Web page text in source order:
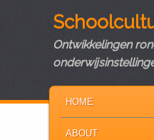
Ontwikkelingen
SKIP TO PRIMARY
SKIP TO
HOME
ABOUT